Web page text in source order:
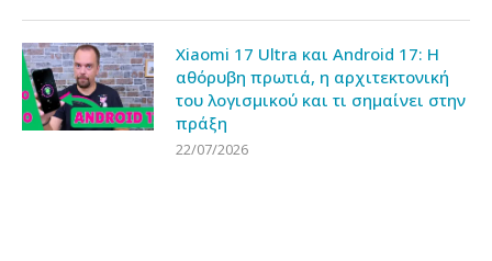
Xiaomi 17 Ultra και Android 17: Η
αθόρυβη πρωτιά, η αρχιτεκτονική
του λογισμικού και τι σημαίνει στην
πράξη
22/07/2026